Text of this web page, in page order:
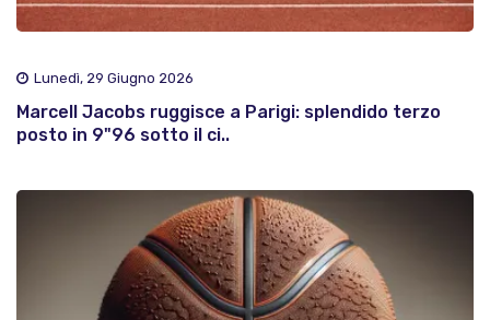
Lunedì, 29 Giugno 2026
Marcell Jacobs ruggisce a Parigi: splendido terzo
posto in 9"96 sotto il ci..